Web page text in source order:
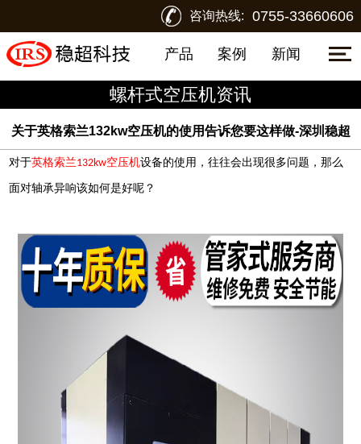
咨询热线: 0755-33660606
产品 案例 新闻
螺杆式空压机资讯
关于英格索兰132kw空压机的使用告诉您要这样做-深圳稳超
对于英格索兰132kw空压机设备的使用，往往会出现很多问题，那么
面对轴承异响该如何是好呢？